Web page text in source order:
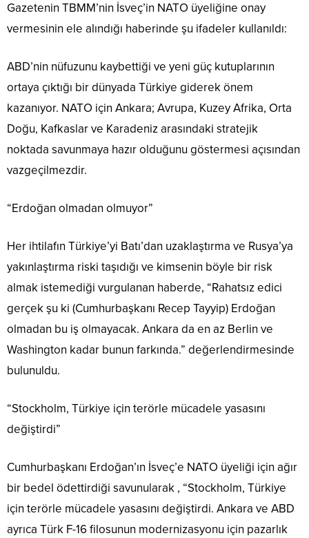
Gazetenin TBMM’nin İsveç’in NATO üyeliğine onay
vermesinin ele alındığı haberinde şu ifadeler kullanıldı:
ABD’nin nüfuzunu kaybettiği ve yeni güç kutuplarının
ortaya çıktığı bir dünyada Türkiye giderek önem
kazanıyor. NATO için Ankara; Avrupa, Kuzey Afrika, Orta
Doğu, Kafkaslar ve Karadeniz arasındaki stratejik
noktada savunmaya hazır olduğunu göstermesi açısından
vazgeçilmezdir.
“Erdoğan olmadan olmuyor”
Her ihtilafın Türkiye’yi Batı’dan uzaklaştırma ve Rusya’ya
yakınlaştırma riski taşıdığı ve kimsenin böyle bir risk
almak istemediği vurgulanan haberde, “Rahatsız edici
gerçek şu ki (Cumhurbaşkanı Recep Tayyip) Erdoğan
olmadan bu iş olmayacak. Ankara da en az Berlin ve
Washington kadar bunun farkında.” değerlendirmesinde
bulunuldu.
“Stockholm, Türkiye için terörle mücadele yasasını
değiştirdi”
Cumhurbaşkanı Erdoğan’ın İsveç’e NATO üyeliği için ağır
bir bedel ödettirdiği savunularak , “Stockholm, Türkiye
için terörle mücadele yasasını değiştirdi. Ankara ve ABD
ayrıca Türk F-16 filosunun modernizasyonu için pazarlık